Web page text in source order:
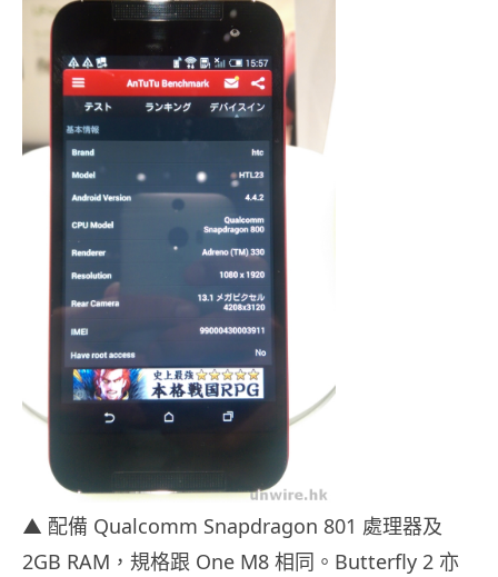
▲ 配備 Qualcomm Snapdragon 801 處理器及
2GB RAM，規格跟 One M8 相同。Butterfly 2 亦